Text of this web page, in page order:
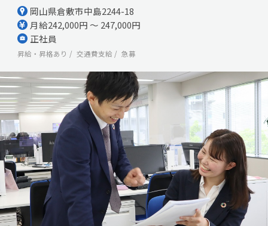
岡山県倉敷市中島2244-18
月給242,000円 ～ 247,000円
正社員
昇給・昇格あり 交通費支給 急募